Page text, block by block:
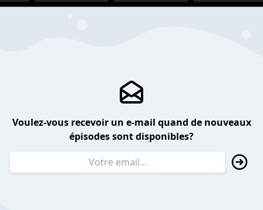
Voulez-vous recevoir un e-mail quand de nouveaux
épisodes sont disponibles?